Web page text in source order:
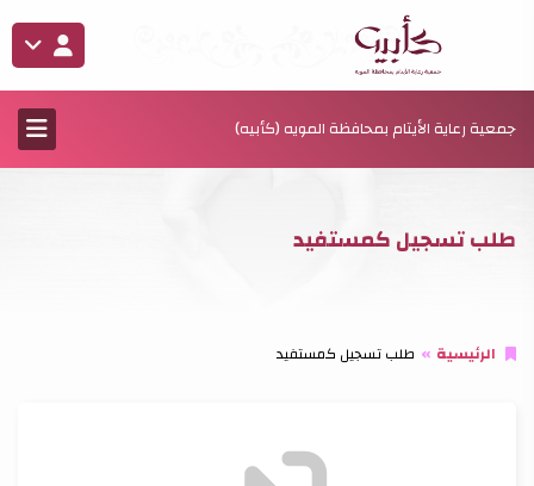
جمعية رعاية الأيتام بمحافظة المويه (كأبيه)
طلب تسجيل كمستفيد
الرئيسية طلب تسجيل كمستفيد